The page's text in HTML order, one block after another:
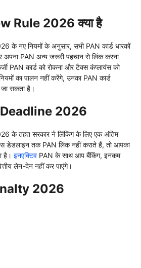
Rule 2026 क्या है
के नए नियमों के अनुसार, सभी PAN कार्ड धारकों
अपना PAN अन्य जरूरी पहचान से लिंक करना
PAN कार्ड को रोकना और टैक्स कंप्लायंस को
का पालन नहीं करेंगे, उनका PAN कार्ड
जा सकता है।
2026
के तहत सरकार ने लिंकिंग के लिए एक अंतिम
डेडलाइन तक PAN लिंक नहीं कराते हैं, तो आपका
है। इनएक्टिव PAN के साथ आप बैंकिंग, इनकम
लेन-देन नहीं कर पाएंगे।
2026